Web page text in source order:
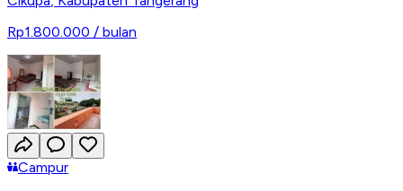
Rp1.800.000 / bulan
Campur